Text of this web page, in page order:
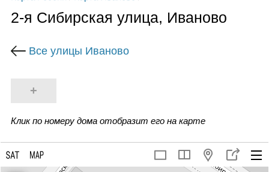
2-я Сибирская улица, Иваново
Все улицы Иваново
+
Клик по номеру дома отобразит его на карте